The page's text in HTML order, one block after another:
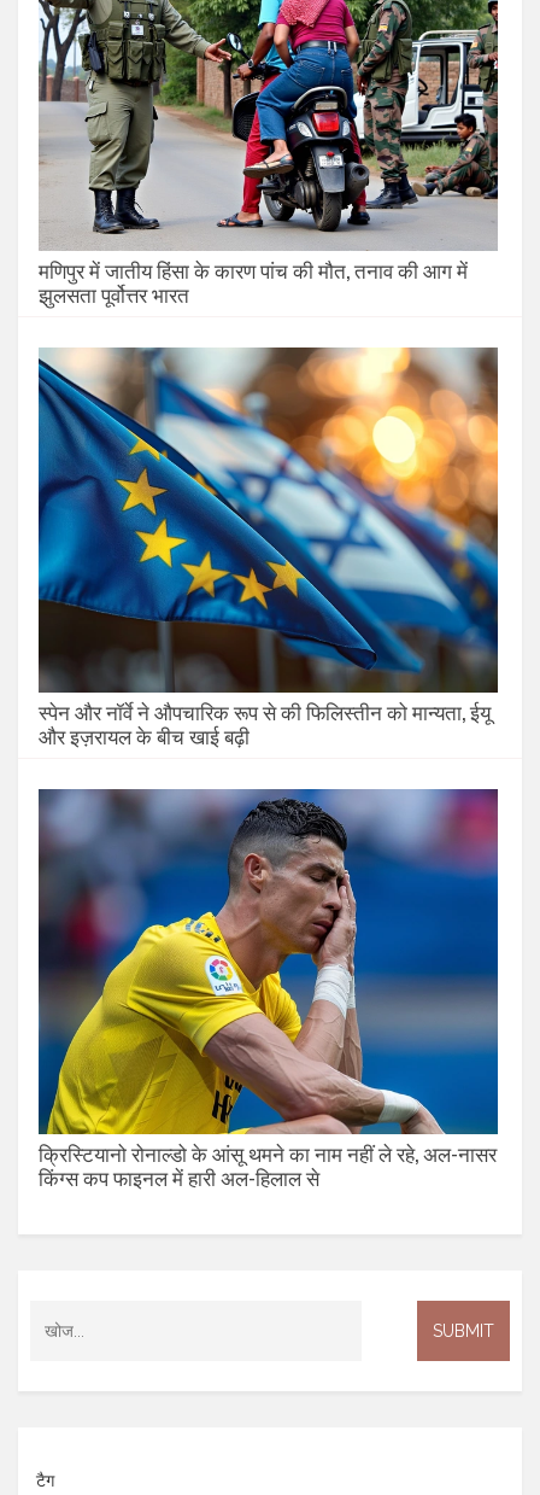
मणिपुर में जातीय हिंसा के कारण पांच की मौत, तनाव की आग में
झुलसता पूर्वोत्तर भारत
स्पेन और नॉर्वे ने औपचारिक रूप से की फिलिस्तीन को मान्यता, ईयू
और इज़रायल के बीच खाई बढ़ी
क्रिस्टियानो रोनाल्डो के आंसू थमने का नाम नहीं ले रहे, अल-नासर
किंग्स कप फाइनल में हारी अल-हिलाल से
टैग